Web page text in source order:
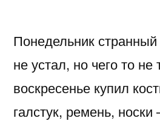
Понедельник
не устал, но чего то не
воскресенье купил
галстук, ремень,